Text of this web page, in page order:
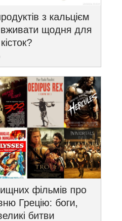
з кальцієм
вживати щодня для
фільмів про
Грецію: боги,
битви